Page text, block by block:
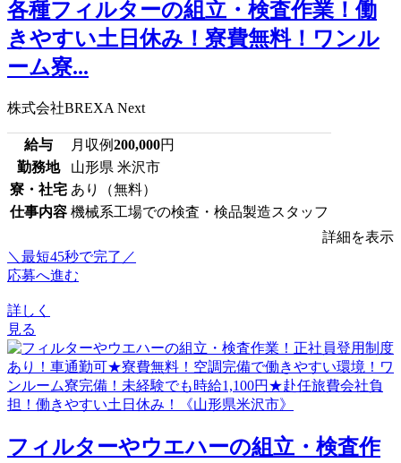
各種フィルターの組立・検査作業！働
きやすい土日休み！寮費無料！ワンル
ーム寮...
株式会社BREXA Next
給与 月収例200,000円
勤務地
山形県 米沢市
寮・社宅 あり（無料）
仕事内容 機械系工場での検査・検品製造スタッフ
詳細を表示
＼最短45秒で完了／
応募へ進む
詳しく
見る
フィルターやウエハーの組立・検査作